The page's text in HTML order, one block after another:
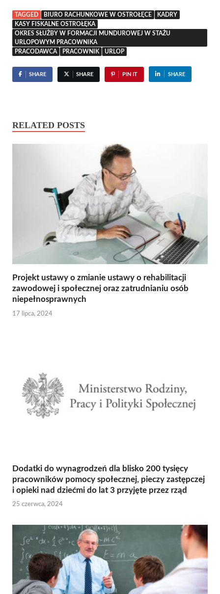
TAGGED BIURO RACHUNKOWE W OSTROŁĘCE
KADRY
KASY FISKALNE OSTROŁĘKA
OKRES SŁUŻBY W FORMACJI MUNDUROWEJ W STAŻU
URLOPOWYM PRACOWNIKA
PRACODAWCA
PRACOWNIK URLOP
SHARE SHARE PIN IT SHARE
RELATED POSTS
Projekt ustawy o zmianie ustawy o rehabilitacji
zawodowej i społecznej oraz zatrudnianiu osób
niepełnosprawnych
17 lipca, 2024
Dodatki do wynagrodzeń dla blisko 200 tysięcy
pracowników pomocy społecznej, pieczy zastępczej
i opieki nad dziećmi do lat 3 przyjęte przez rząd
25 czerwca, 2024